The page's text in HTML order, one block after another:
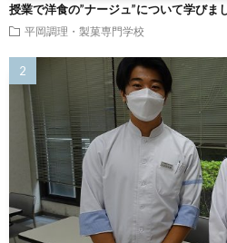
授業で洋食の”ナージュ”について学びま
平岡調理・製菓専門学校